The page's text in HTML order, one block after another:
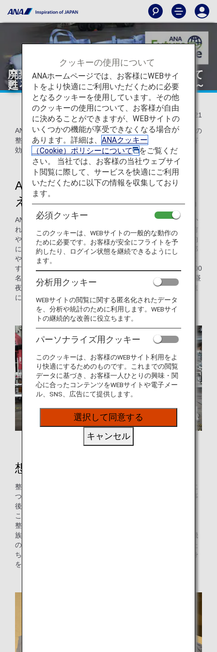
廃棄予定の整備作業着がバッグになって
甦る～「アップサイクル」の取り組み～
2022/01/21
ANAグループの1人の整備士の発案から始まった、廃棄予定の
整備作業着を素敵なバッグとして甦らせ、限りある資源を有
効活用する「アップサイクル」の取り組みをご紹介します。
ANAグループの飛行機の運航を支
える整備士の数はなんと約3,000名
ANAグループでは、お客様を安全かつ快適に、時刻表に書か
れている時間どおりに目的地までお届けするために、出発前
や到着後に飛行機の点検作業を行っています。また、定期的
に飛行機を格納庫に入れ、普段は外から見えない機体の内部
や取り外した部品の点検、修理や改修作業なども行っていま
す。これらの作業を担当しているのがANAグループに約3,000
名（2021年10月現在）在籍している整備士です。彼らは、昼
夜を問わず、大雨・大雪などの悪天候の中でも正確かつ迅速
に整備作業を行い、飛行機の運航を支えています。
飛行機の前脚付近で作業する整備士たち
想いが詰まった整備作業着
整備士になるためには、様々な訓練を通して専門知識を身に
つけ、数多くの試験に合格する必要があり、試験前には仕事
後であっても連日夜遅くまで勉強をしてから帰宅の途につく
こともあります。また国内外を問わず急な出張もあります。
整備士は共に切磋琢磨しながらスキルを高め合う仲間や家
族・友人など、周囲の人たちに日々支えられながら、飛行機
の安全を想い、整備作業に従事しています。そんな整備士た
ちをいつも一番近くから見守っている存在、それが彼らの身
を包む作業着です。
クッキーの使用について
ANAホームページでは、お客様にWEBサイ
トをより快適にご利用いただくために必要
となるクッキーを使用しています。その他
のクッキーの使用について、お客様が自由
に決めることができますが、WEBサイトの
いくつかの機能が享受できなくなる場合が
あります。詳細は、 ANAクッキー
（Cookie）ポリシーについて
をご覧くだ
さい。 当社では、お客様の当社ウェブサイ
ト閲覧に際して、サービスを快適にご利用
いただくために以下の情報を収集しており
ます。
必須クッキー
このクッキーは、WEBサイトの一般的な動作の
ために必要です。お客様が安全にフライトを予
約したり、ログイン状態を継続できるようにし
ます。
分析用クッキー
WEBサイトの閲覧に関する匿名化されたデータ
を、分析や統計のために利用します。WEBサイ
トの継続的な改善に役立ちます。
パーソナライズ用クッキー
このクッキーは、お客様のWEBサイト利用をよ
り快適にするためのものです。これまでの閲覧
データに基づき、お客様一人ひとりの興味・関
心に合ったコンテンツをWEBサイトや電子メー
ル、SNS、広告にて提供します。
選択して同意する
キャンセル